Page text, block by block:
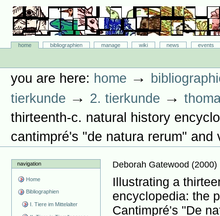
content.
navigation
Bibliographie-Portal
Sectionshome bibliographien manage wiki news
events
you are here: home →
tierkunde → 2. tierkunde →
thirteenth-c. natural history
cantimpré's "de natura rerum" and
navigation
Home
Bibliographien
I. Tiere im Mittelalter
Deborah Gatewood (2000)
Illustrating a
encyclopedia: the
Cantimpré's "De